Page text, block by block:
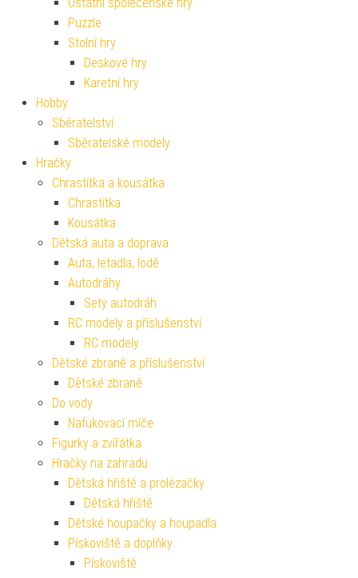
Puzzle
Stolní hry
Deskové hry
Karetní hry
Hobby
Sběratelství
Sběratelské modely
Hračky
Chrastítka a kousátka
Chrastítka
Kousátka
Dětská auta a doprava
Auta, letadla, lodě
Autodráhy
Sety autodráh
RC modely a příslušenství
RC modely
Dětské zbraně a příslušenství
Dětské zbraně
Do vody
Nafukovací míče
Figurky a zvířátka
Hračky na zahradu
Dětská hřiště a prolézačky
Dětská hřiště
Dětské houpačky a houpadla
Pískoviště a doplňky
Pískoviště